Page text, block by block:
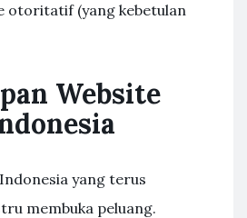
otoritatif (yang kebetulan
Website
yang terus
membuka peluang.